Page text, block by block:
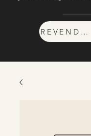
REVENDEDORES